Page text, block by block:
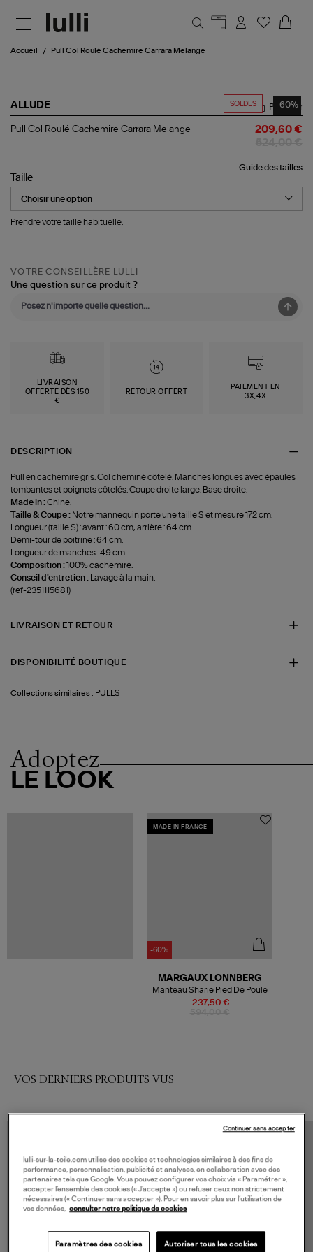
Accueil Pull Col Roulé Cachemire Carrara Melange
SOLDES -60%
ALLUDE
Pull
Carrara
Melange
Partager
Pull Col Roulé Cachemire Carrara Melange 209,60 €
Guide des tailles
Taille
Prendre votre taille habituelle.
VOTRE CONSEILLÈRE LULLI
Une question sur ce produit ?
LIVRAISON
OFFERTE DÈS 150
€
RETOUR OFFERT
PAIEMENT EN
3X,4X
DESCRIPTION
Pull en cachemire gris. Col cheminé côtelé. Manches longues avec épaules
tombantes et poignets côtelés. Coupe droite large. Base droite.
Made in :Chine.
Taille & Coupe : Notre mannequin porte une taille S et mesure 172 cm.
Longueur (taille S) : avant : 60 cm, arrière : 64 cm.
Demi-tour de poitrine : 64 cm.
Longueur de manches : 49 cm.
Composition :100% cachemire.
Conseil d'entretien :
Lavage à la main.
(ref-2351115681)
LIVRAISON ET RETOUR
DISPONIBILITÉ BOUTIQUE
Collections similaires : PULLS
Adoptez
LE LOOK
MADE IN FRANCE
-60%
237,50 €
MARGAUX LONNBERG
Manteau Sharie Pied De Poule
VOS DERNIERS PRODUITS VUS
lulli-sur-la-toile.com utilise des cookies et technologies similaires à des fins de
performance, personnalisation, publicité et analyses, en collaboration avec des
partenaires tels que Google. Vous pouvez configurer vos choix via « Paramétrer »,
accepter l’ensemble des cookies (« J’accepte ») ou refuser ceux non strictement
nécessaires (« Continuer sans accepter »). Pour en savoir plus sur l’utilisation de
vos données,
consulter notre politique de cookies
Paramètres des cookies Autoriser tous les cookies
Continuer sans accepter